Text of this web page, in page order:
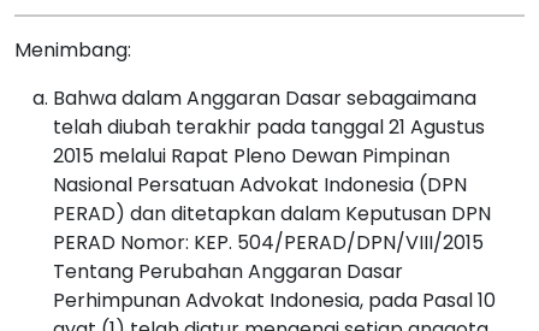
Menimbang:
Bahwa dalam Anggaran Dasar sebagaimana
telah diubah terakhir pada tanggal 21 Agustus
2015 melalui Rapat Pleno Dewan Pimpinan
Nasional Persatuan Advokat Indonesia (DPN
PERAD) dan ditetapkan dalam Keputusan DPN
PERAD Nomor: KEP. 504/PERAD/DPN/VIII/2015
Tentang Perubahan Anggaran Dasar
Perhimpunan Advokat Indonesia, pada Pasal 10